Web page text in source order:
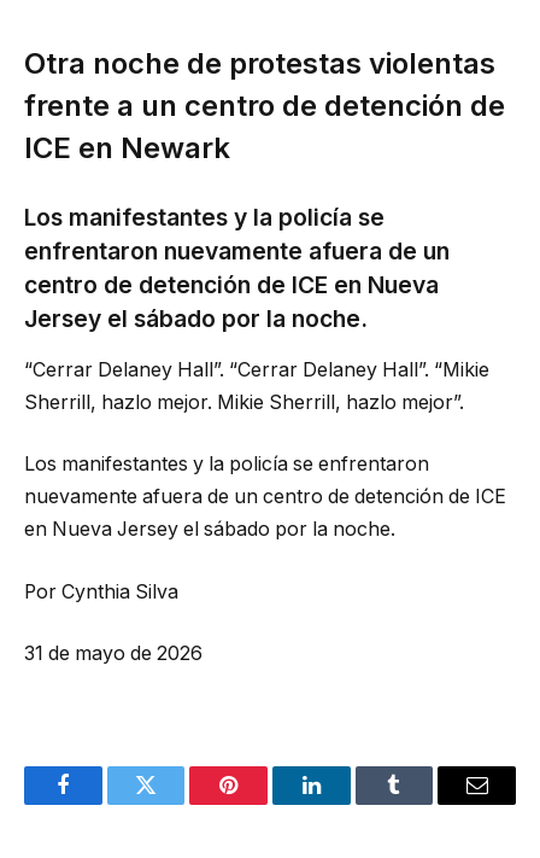
Otra noche de protestas violentas
frente a un centro de detención de
ICE en Newark
Los manifestantes y la policía se
enfrentaron nuevamente afuera de un
centro de detención de ICE en Nueva
Jersey el sábado por la noche.
“Cerrar Delaney Hall”. “Cerrar Delaney Hall”. “Mikie
Sherrill, hazlo mejor. Mikie Sherrill, hazlo mejor”.
Los manifestantes y la policía se enfrentaron
nuevamente afuera de un centro de detención de ICE
en Nueva Jersey el sábado por la noche.
Por Cynthia Silva
31 de mayo de 2026
FacebookTwitter Pinterest LinkedInTumblr Email